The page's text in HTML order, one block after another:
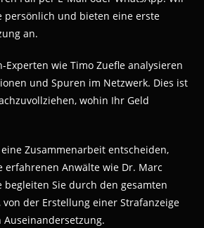
persönlich und bieten eine erste
an.
Experten wie Timo Zuefle analysieren
und Spuren im Netzwerk. Dies ist
wohin Ihr Geld
Zusammenarbeit entscheiden,
erfahrenen Anwälte wie Dr. Marc
begleiten Sie durch den gesamten
von der Erstellung einer Strafanzeige